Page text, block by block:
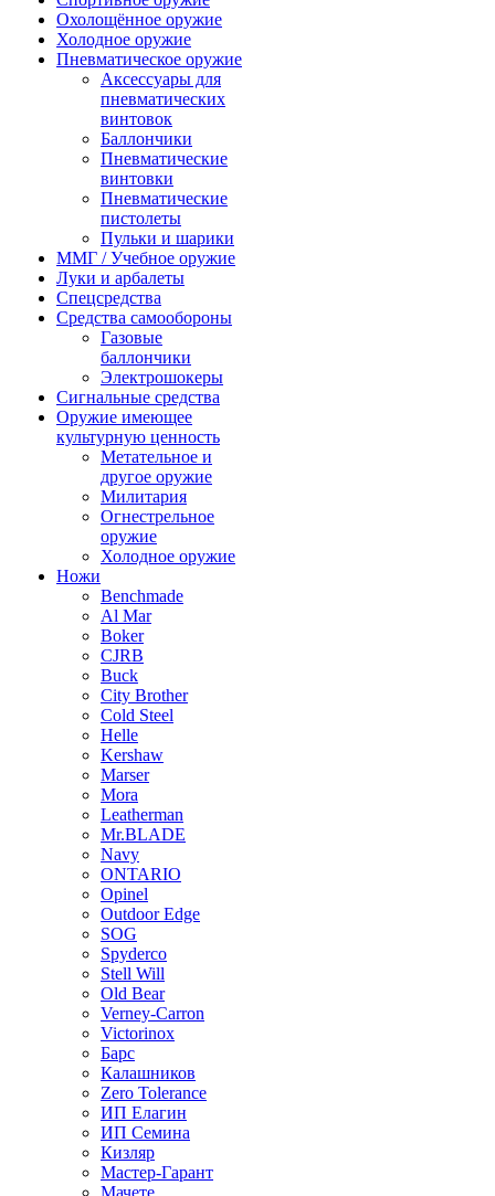
Охолощённое оружие
Холодное оружие
Пневматическое оружие
Аксессуары для
пневматических
винтовок
Баллончики
Пневматические
винтовки
Пневматические
пистолеты
Пульки и шарики
ММГ / Учебное оружие
Луки и арбалеты
Спецсредства
Средства самообороны
Газовые
баллончики
Электрошокеры
Сигнальные средства
Оружие имеющее
культурную ценность
Метательное и
другое оружие
Милитария
Огнестрельное
оружие
Холодное оружие
Ножи
Benchmade
Al Mar
Boker
CJRB
Buck
City Brother
Cold Steel
Helle
Kershaw
Marser
Mora
Leatherman
Mr.BLADE
Navy
ONTARIO
Opinel
Outdoor Edge
SOG
Spyderco
Stell Will
Old Bear
Verney-Carron
Victorinox
Барс
Калашников
Zero Tolerance
ИП Елагин
ИП Семина
Кизляр
Мастер-Гарант
Мачете